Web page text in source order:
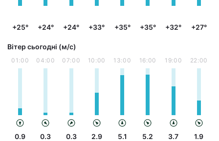
+25° +24° +24° +33° +35° +35° +32° +27°
Вітер сьогодні (м/с)
01:00
0.9
04:00
0.3
07:00
0.3
10:00
2.9
13:00
5.1
16:00
5.2
19:00
3.7
22:00
1.9